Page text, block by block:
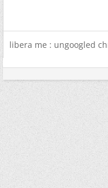
libera me : ungoogled